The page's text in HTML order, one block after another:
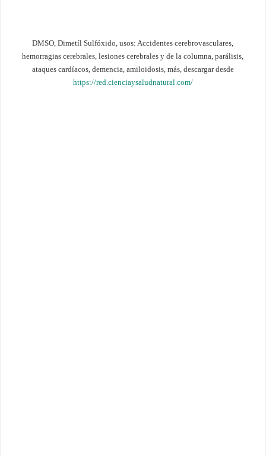
DMSO, Dimetíl Sulfóxido, usos: Accidentes cerebrovasculares,
hemorragias cerebrales, lesiones cerebrales y de la columna, parálisis,
ataques cardíacos, demencia, amiloidosis, más, descargar desde
https://red.cienciaysaludnatural.com/